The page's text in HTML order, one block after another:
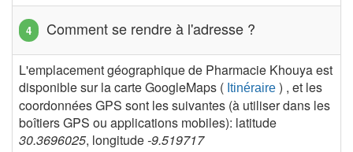
Comment se rendre à l'adresse ?
L'emplacement géographique de Pharmacie Khouya est
disponible sur la carte GoogleMaps ( Itinéraire ) , et les
coordonnées GPS sont les suivantes (à utiliser dans les
boîtiers GPS ou applications mobiles): latitude
30.3696025, longitude-9.519717